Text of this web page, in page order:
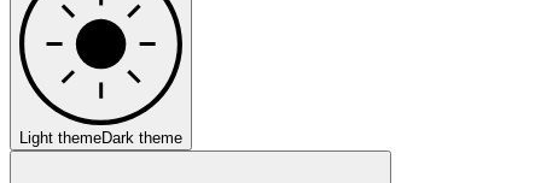
Light themeDark theme